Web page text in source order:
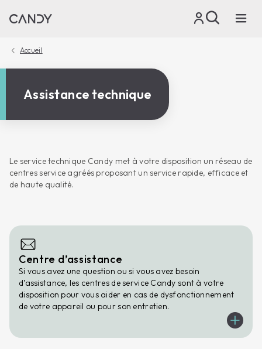
Accueil
Assistance technique
Le service technique Candy met à votre disposition un réseau de
centres service agréés proposant un service rapide, efficace et
de haute qualité.
Centre d’assistance
Si vous avez une question ou si vous avez besoin
d’assistance, les centres de service Candy sont à votre
disposition pour vous aider en cas de dysfonctionnement
de votre appareil ou pour son entretien.